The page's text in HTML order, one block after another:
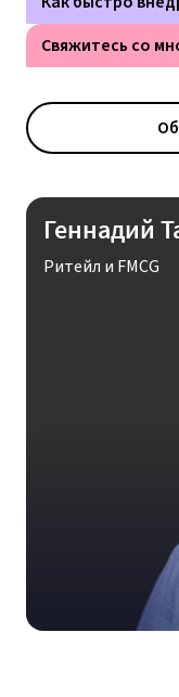
Свяжитесь со
Геннадий
Ритейл и FMCG